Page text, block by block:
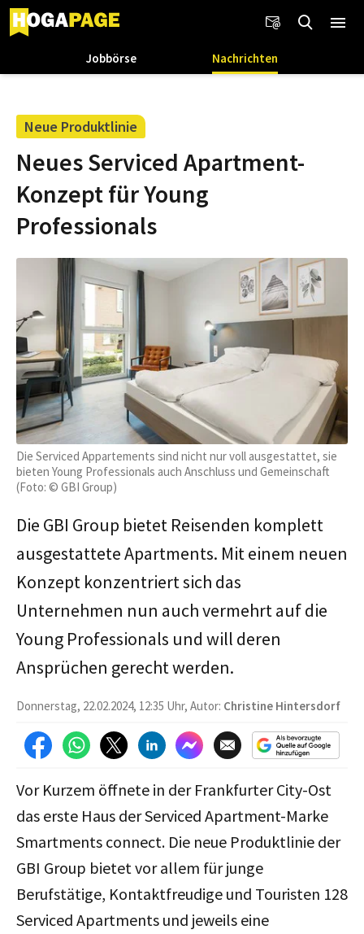
Jobbörse Nachrichten
Neue Produktlinie
Neues Serviced Apartment-
Konzept für Young
Professionals
Die Serviced Appartements sind nicht nur voll ausgestattet, sie
bieten Young Professionals auch Anschluss und Gemeinschaft
(Foto: © GBI Group)
Die GBI Group bietet Reisenden komplett
ausgestattete Apartments. Mit einem neuen
Konzept konzentriert sich das
Unternehmen nun auch vermehrt auf die
Young Professionals und will deren
Ansprüchen gerecht werden.
Donnerstag, 22.02.2024, 12:35 Uhr, Autor: Christine Hintersdorf
Vor Kurzem öffnete in der Frankfurter City-Ost
das erste Haus der Serviced Apartment-Marke
Smartments connect. Die neue Produktlinie der
GBI Group bietet vor allem für junge
Berufstätige, Kontaktfreudige und Touristen 128
Serviced Apartments und jeweils eine